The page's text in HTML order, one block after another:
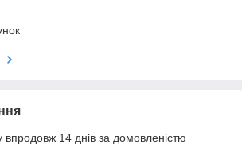
14 днів за домовленістю